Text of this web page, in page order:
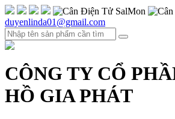
duyenlinda01@gmail.com
CÔNG TY CỔ
HỒ GIA PHÁT